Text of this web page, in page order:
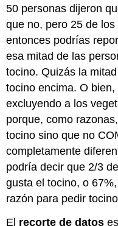
50 personas dijeron
que no, pero 25 de los
entonces podrías
esa mitad de las
tocino. Quizás la
tocino encima. O bien,
excluyendo a los
porque, como
tocino sino que no
completamente
podría decir que 2/3
gusta el tocino, o
razón para pedir
El recorte de datos